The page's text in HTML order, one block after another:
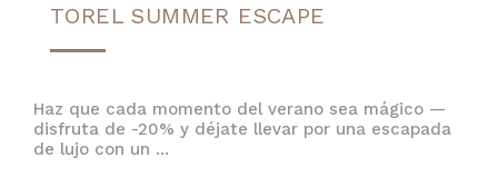
TOREL SUMMER ESCAPE
Haz que cada momento del verano sea mágico —
disfruta de -20% y déjate llevar por una escapada
de lujo con un ...